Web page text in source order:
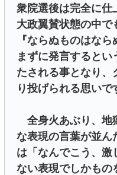
衆院選後は完全に仕
大政翼賛状態の中で
『ならぬものはな
まずに発言すると
たされる事となり、
り投げられる思いで
全身火あぶり、
な表現の言葉が並ん
は「なんでこう、激
ない表現でしかもの